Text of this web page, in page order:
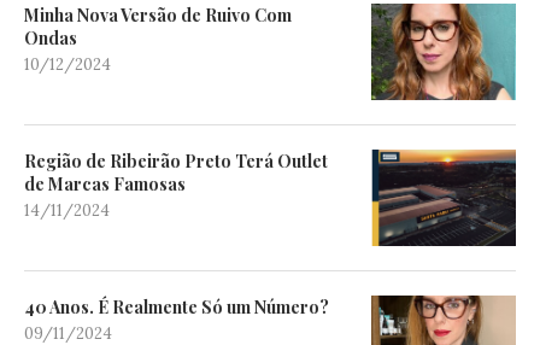
Minha Nova Versão de Ruivo Com
Ondas
10/12/2024
Região de Ribeirão Preto Terá Outlet
de Marcas Famosas
14/11/2024
40 Anos. É Realmente Só um Número?
09/11/2024